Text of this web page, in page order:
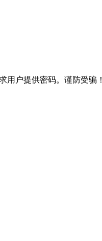
用户提供密码。谨防受骗！